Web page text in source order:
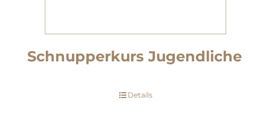
Schnupperkurs Jugendliche
Details